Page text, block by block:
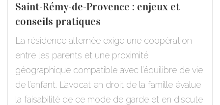
Saint-Rémy-de-Provence : enjeux et
conseils pratiques
La résidence alternée exige une coopération
entre les parents et une proximité
géographique compatible avec l’équilibre de vie
de l’enfant. L’avocat en droit de la famille évalue
la faisabilité de ce mode de garde et en discute